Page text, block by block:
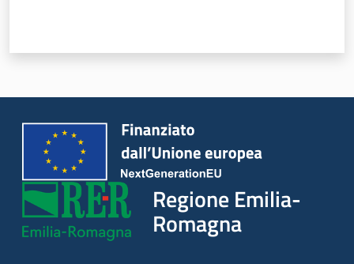
Regione Emilia-
Romagna